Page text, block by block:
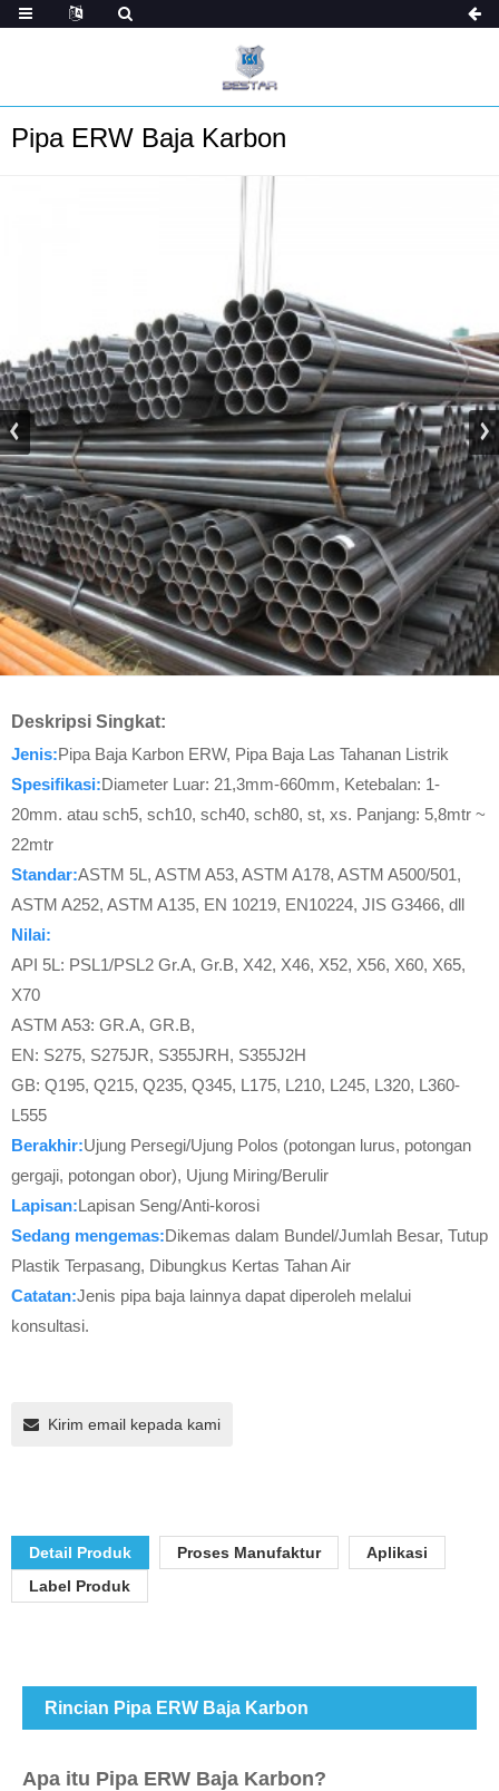
Pipa ERW Baja Karbon
Deskripsi Singkat:
Jenis:Pipa Baja Karbon ERW, Pipa Baja Las Tahanan Listrik
Spesifikasi:Diameter Luar: 21,3mm-660mm, Ketebalan: 1-
20mm. atau sch5, sch10, sch40, sch80, st, xs. Panjang: 5,8mtr ~
22mtr
Standar:ASTM 5L, ASTM A53, ASTM A178, ASTM A500/501,
ASTM A252, ASTM A135, EN 10219, EN10224, JIS G3466, dll
Nilai:
API 5L: PSL1/PSL2 Gr.A, Gr.B, X42, X46, X52, X56, X60, X65,
X70
ASTM A53: GR.A, GR.B,
EN: S275, S275JR, S355JRH, S355J2H
GB: Q195, Q215, Q235, Q345, L175, L210, L245, L320, L360-
L555
Berakhir:Ujung Persegi/Ujung Polos (potongan lurus, potongan
gergaji, potongan obor), Ujung Miring/Berulir
Lapisan:Lapisan Seng/Anti-korosi
Sedang mengemas:Dikemas dalam Bundel/Jumlah Besar, Tutup
Plastik Terpasang, Dibungkus Kertas Tahan Air
Catatan:Jenis pipa baja lainnya dapat diperoleh melalui
konsultasi.
Kirim email kepada kami
Detail Produk Proses Manufaktur
Aplikasi
Label Produk
Rincian Pipa ERW Baja Karbon
Apa itu Pipa ERW Baja Karbon?